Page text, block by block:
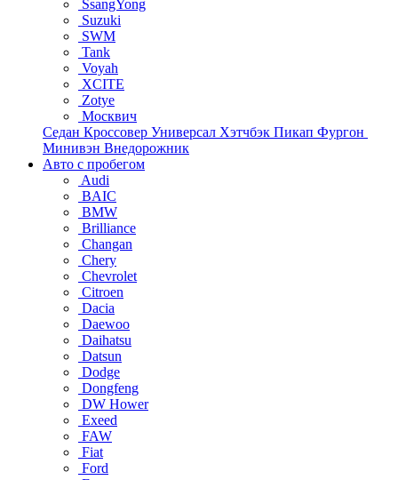
SsangYong
Suzuki
SWM
Tank
Voyah
XCITE
Zotye
Москвич
Седан Кроссовер Универсал Хэтчбэк Пикап Фургон
Минивэн Внедорожник
Авто с пробегом
Audi
BAIC
BMW
Brilliance
Changan
Chery
Chevrolet
Citroen
Dacia
Daewoo
Daihatsu
Datsun
Dodge
Dongfeng
DW Hower
Exeed
FAW
Fiat
Ford